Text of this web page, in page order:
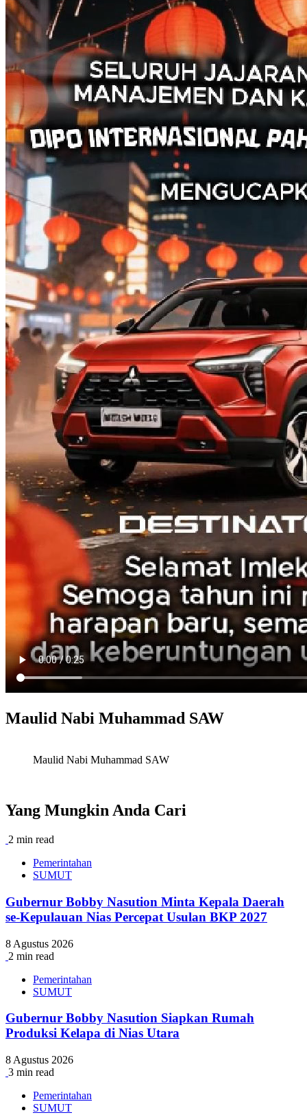
Maulid Nabi Muhammad SAW
Maulid Nabi Muhammad SAW
Yang Mungkin Anda Cari
2 min read
Pemerintahan
SUMUT
Gubernur Bobby Nasution Minta Kepala Daerah
se-Kepulauan Nias Percepat Usulan BKP 2027
8 Agustus 2026
2 min read
Pemerintahan
SUMUT
Gubernur Bobby Nasution Siapkan Rumah
Produksi Kelapa di Nias Utara
8 Agustus 2026
3 min read
Pemerintahan
SUMUT